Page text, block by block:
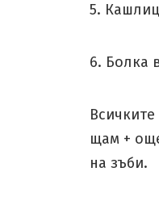
5.
6. Болка
щам +
на зъби.